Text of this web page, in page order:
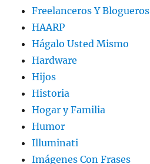
Freelanceros Y Blogueros
HAARP
Hágalo Usted Mismo
Hardware
Hijos
Historia
Hogar y Familia
Humor
Illuminati
Imágenes Con Frases